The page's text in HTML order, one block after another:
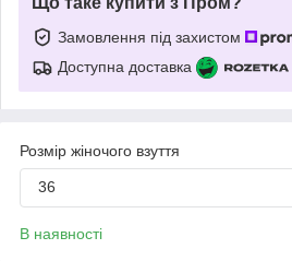
Замовлення під захистом
Доступна доставка
Розмір жіночого взуття
36
В наявності